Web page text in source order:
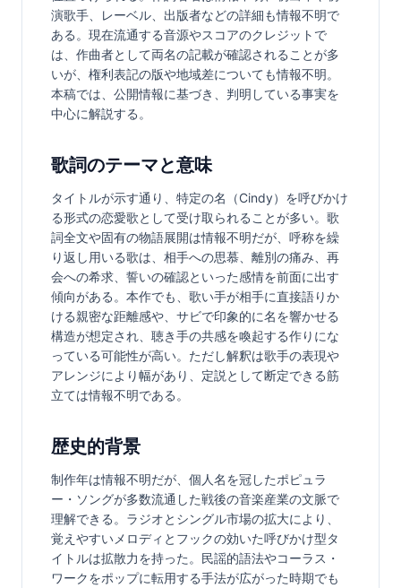
演歌手、レーベル、出版者などの詳細も情報不明で
ある。現在流通する音源やスコアのクレジットで
は、作曲者として両名の記載が確認されることが多
いが、権利表記の版や地域差についても情報不明。
本稿では、公開情報に基づき、判明している事実を
中心に解説する。
歌詞のテーマと意味
タイトルが示す通り、特定の名（Cindy）を呼びかけ
る形式の恋愛歌として受け取られることが多い。歌
詞全文や固有の物語展開は情報不明だが、呼称を繰
り返し用いる歌は、相手への思慕、離別の痛み、再
会への希求、誓いの確認といった感情を前面に出す
傾向がある。本作でも、歌い手が相手に直接語りか
ける親密な距離感や、サビで印象的に名を響かせる
構造が想定され、聴き手の共感を喚起する作りにな
っている可能性が高い。ただし解釈は歌手の表現や
アレンジにより幅があり、定説として断定できる筋
立ては情報不明である。
歴史的背景
制作年は情報不明だが、個人名を冠したポピュラ
ー・ソングが多数流通した戦後の音楽産業の文脈で
理解できる。ラジオとシングル市場の拡大により、
覚えやすいメロディとフックの効いた呼びかけ型タ
イトルは拡散力を持った。民謡的語法やコーラス・
ワークをポップに転用する手法が広がった時期でも